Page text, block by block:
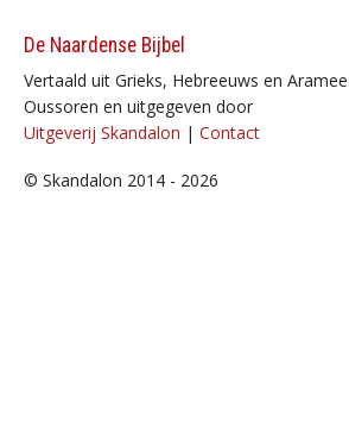
De Naardense Bijbel
Vertaald uit Grieks, Hebreeuws en
Oussoren en uitgegeven door
Uitgeverij Skandalon | Contact
© Skandalon 2014 - 2026